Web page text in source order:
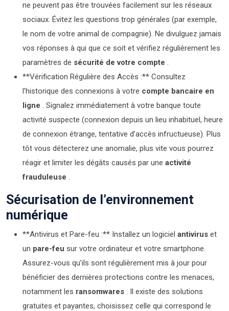
ne peuvent pas être trouvées facilement sur les réseaux
sociaux. Évitez les questions trop générales (par exemple,
le nom de votre animal de compagnie). Ne divulguez jamais
vos réponses à qui que ce soit et vérifiez régulièrement les
paramètres de sécurité de votre compte .
**Vérification Régulière des Accès :** Consultez
l’historique des connexions à votre compte bancaire en
ligne . Signalez immédiatement à votre banque toute
activité suspecte (connexion depuis un lieu inhabituel, heure
de connexion étrange, tentative d’accès infructueuse). Plus
tôt vous détecterez une anomalie, plus vite vous pourrez
réagir et limiter les dégâts causés par une activité
frauduleuse .
Sécurisation de l’environnement
numérique
**Antivirus et Pare-feu :** Installez un logiciel antivirus et
un pare-feu sur votre ordinateur et votre smartphone.
Assurez-vous qu’ils sont régulièrement mis à jour pour
bénéficier des dernières protections contre les menaces,
notamment les ransomwares . Il existe des solutions
gratuites et payantes, choisissez celle qui correspond le